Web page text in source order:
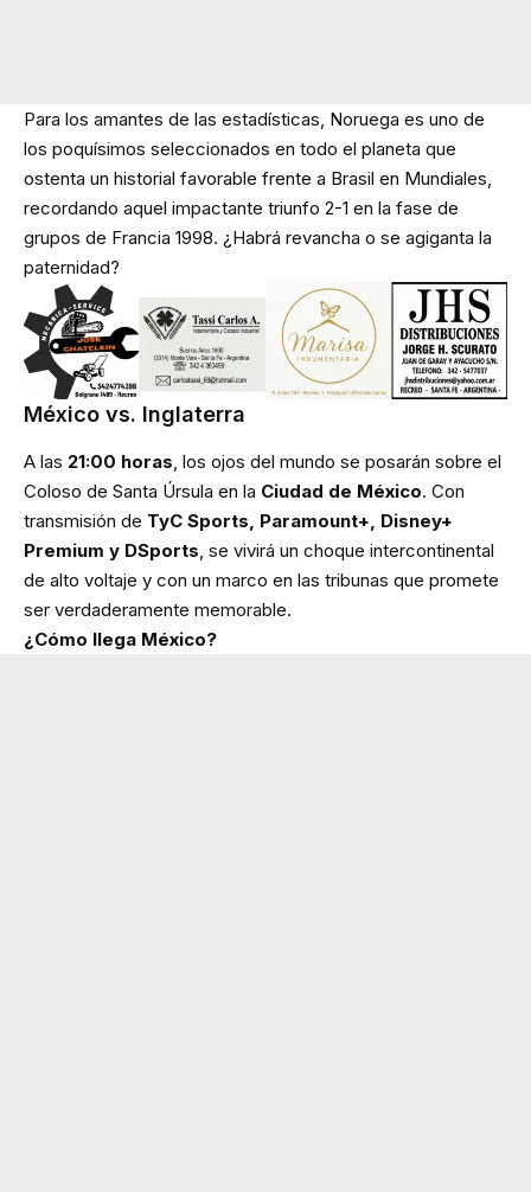
Para los amantes de las estadísticas, Noruega es uno de
los poquísimos seleccionados en todo el planeta que
ostenta un historial favorable frente a Brasil en Mundiales,
recordando aquel impactante triunfo 2-1 en la fase de
grupos de Francia 1998. ¿Habrá revancha o se agiganta la
paternidad?
México vs. Inglaterra
A las 21:00 horas , los ojos del mundo se posarán sobre el
Coloso de Santa Úrsula en la Ciudad de México. Con
transmisión de TyC Sports, Paramount+, Disney+
Premium y DSports , se vivirá un choque intercontinental
de alto voltaje y con un marco en las tribunas que promete
ser verdaderamente memorable.
¿Cómo llega México?